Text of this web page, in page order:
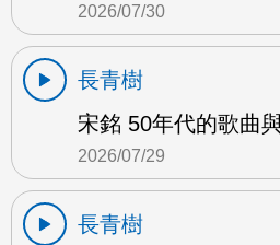
2026/07/30
長青樹
宋銘 50年代的歌曲
2026/07/29
長青樹